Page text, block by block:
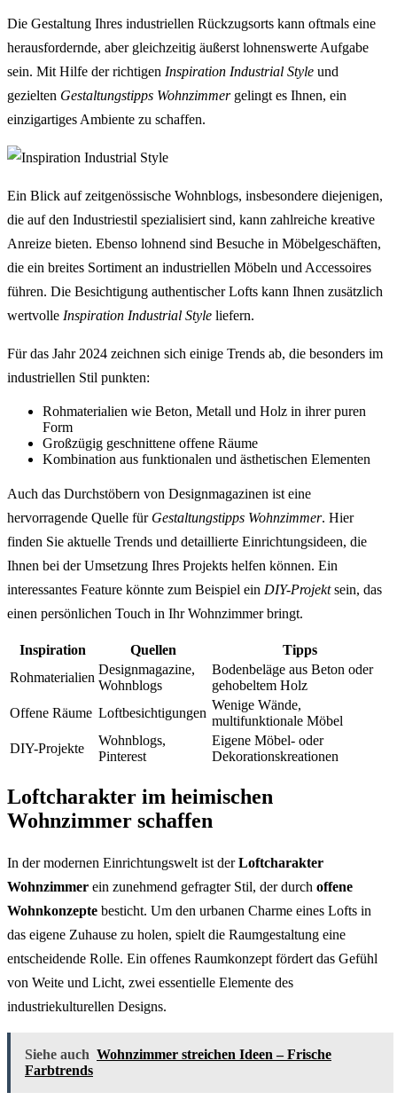
Die Gestaltung Ihres industriellen Rückzugsorts kann oftmals eine
herausfordernde, aber gleichzeitig äußerst lohnenswerte Aufgabe
sein. Mit Hilfe der richtigen Inspiration Industrial Style und
gezielten Gestaltungstipps Wohnzimmergelingt es Ihnen, ein
einzigartiges Ambiente zu schaffen.
Ein Blick auf zeitgenössische Wohnblogs, insbesondere diejenigen,
die auf den Industriestil spezialisiert sind, kann zahlreiche kreative
Anreize bieten. Ebenso lohnend sind Besuche in Möbelgeschäften,
die ein breites Sortiment an industriellen Möbeln und Accessoires
führen. Die Besichtigung authentischer Lofts kann Ihnen zusätzlich
wertvolle Inspiration Industrial Style liefern.
Für das Jahr 2024 zeichnen sich einige Trends ab, die besonders im
industriellen Stil punkten:
Rohmaterialien wie Beton, Metall und Holz in ihrer puren
Form
Großzügig geschnittene offene Räume
Kombination aus funktionalen und ästhetischen Elementen
Auch das Durchstöbern von Designmagazinen ist eine
hervorragende Quelle für Gestaltungstipps Wohnzimmer. Hier
finden Sie aktuelle Trends und detaillierte Einrichtungsideen, die
Ihnen bei der Umsetzung Ihres Projekts helfen können. Ein
interessantes Feature könnte zum Beispiel ein DIY-Projektsein, das
einen persönlichen Touch in Ihr Wohnzimmer bringt.
Inspiration Quellen
Tipps
Rohmaterialien
Designmagazine,
Wohnblogs
Bodenbeläge aus Beton oder
gehobeltem Holz
Offene Räume Loftbesichtigungen
Wenige Wände,
multifunktionale Möbel
DIY-Projekte
Wohnblogs,
Pinterest
Eigene Möbel- oder
Dekorationskreationen
Loftcharakter im heimischen
Wohnzimmer schaffen
In der modernen Einrichtungswelt ist derLoftcharakter
Wohnzimmer ein zunehmend gefragter Stil, der durch offene
Wohnkonzepte besticht. Um den urbanen Charme eines Lofts in
das eigene Zuhause zu holen, spielt die Raumgestaltung eine
entscheidende Rolle. Ein offenes Raumkonzept fördert das Gefühl
von Weite und Licht, zwei essentielle Elemente des
industriekulturellen Designs.
Siehe auch Wohnzimmer streichen Ideen – Frische
Farbtrends